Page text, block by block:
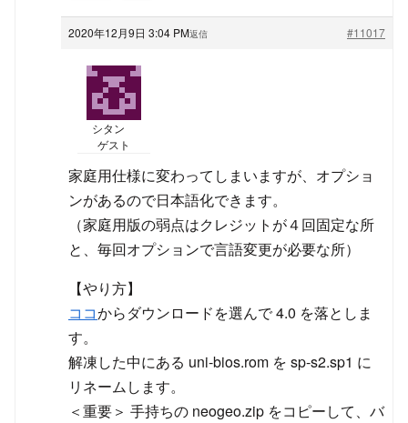
2020年12月9日 3:04 PM #11017
返信
シタン
ゲスト
家庭用仕様に変わってしまいますが、オプショ
ンがあるので日本語化できます。
（家庭用版の弱点はクレジットが４回固定な所
と、毎回オプションで言語変更が必要な所）
【やり方】
ココからダウンロードを選んで 4.0 を落としま
す。
解凍した中にある uni-bios.rom を sp-s2.sp1 に
リネームします。
＜重要＞ 手持ちの neogeo.zip をコピーして、バ